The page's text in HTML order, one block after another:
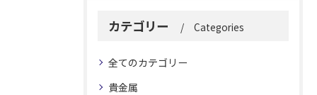
カテゴリー Categories
全てのカテゴリー
貴金属